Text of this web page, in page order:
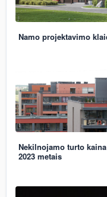
Namo projektavimo
Nekilnojamo turto kaina
2023 metais